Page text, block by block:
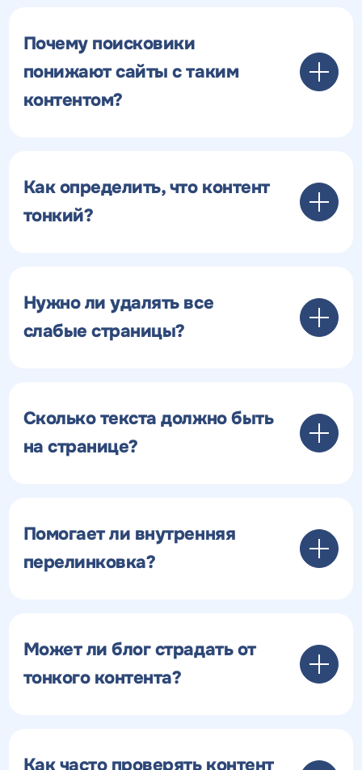
Почему поисковики
понижают сайты с таким
контентом?
Как определить, что контент
тонкий?
Нужно ли удалять все
слабые страницы?
Сколько текста должно быть
на странице?
Помогает ли внутренняя
перелинковка?
Может ли блог страдать от
тонкого контента?
Как часто проверять контент